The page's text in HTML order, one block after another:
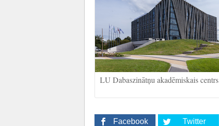
LU Dabaszinātņu akadēmiskais centrs
Facebook Twitter